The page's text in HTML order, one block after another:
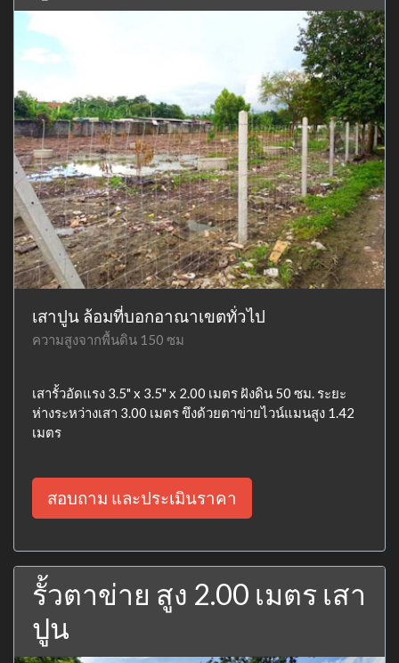
เสาปูน ล้อมที่บอกอาณาเขตทั่วไป
ความสูงจากพื้นดิน 150 ซม
เสารั้วอัดแรง 3.5" x 3.5" x 2.00 เมตร ฝังดิน 50 ซม. ระยะ
ห่างระหว่างเสา 3.00 เมตร ขึงด้วยตาข่ายไวน์แมนสูง 1.42
เมตร
สอบถาม และประเมินราคา
รั้วตาข่าย สูง 2.00 เมตร เสา
ปูน